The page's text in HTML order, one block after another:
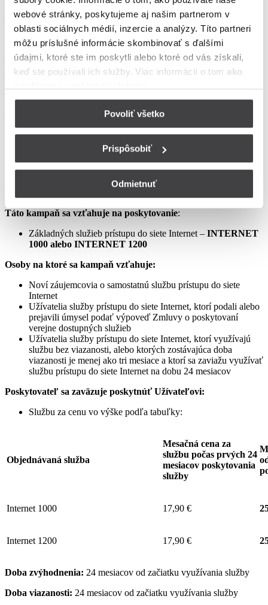
webové stránky, poskytujeme aj našim partnerom v
oblasti sociálnych médií, inzercie a analýzy. Títo partneri
môžu príslušné informácie skombinovať s ďalšími
údajmi, ktoré ste im poskytli alebo ktoré od vás získali,
keď ste používali ich služby. Viac informácií o tom ako
Povoliť všetko
Prispôsobiť
Odmietnuť
podmienkach neupravené sa riadia Zmluvou o poskytovaní verejne
dostupných služieb, vrátane všetkých jej súčastí, t.j. najmä
Všeobecných obchodných
podmienok na poskytovanie verejne dostupných služieb,
Osobitných podmienok, Tarify UPC Internet a Tarify jednorazových
služieb a iných platieb.
sú uvedené vrátane DPH podľa aktuálne platných právnych
predpisov.
Aprílový Crazy Week – Internet samostatne – LIS
Táto kampaň sa vzťahuje na poskytovanie:
Základných služieb prístupu do siete Internet – INTERNET
1000 alebo INTERNET 1200
Osoby na ktoré sa kampaň vzťahuje:
Noví záujemcovia o samostatnú službu prístupu do siete
Internet
Užívatelia služby prístupu do siete Internet, ktorí podali alebo
prejavili úmysel podať výpoveď Zmluvy o poskytovaní
verejne dostupných služieb
Užívatelia služby prístupu do siete Internet, ktorí využívajú
službu bez viazanosti, alebo ktorých zostávajúca doba
viazanosti je menej ako tri mesiace a ktorí sa zaviažu využívať
službu prístupu do siete Internet na dobu 24 mesiacov
Poskytovateľ sa zaväzuje poskytnúť Užívateľovi:
Službu za cenu vo výške podľa tabuľky:
Objednávaná služba
Mesačná cena za
službu počas prvých 24
mesiacov poskytovania
služby
Internet 1000 17,90 €
Internet 1200 17,90 €
Doba zvýhodnenia: 24 mesiacov od začiatku využívania služby
Doba viazanosti: 24 mesiacov od začiatku využívania služby